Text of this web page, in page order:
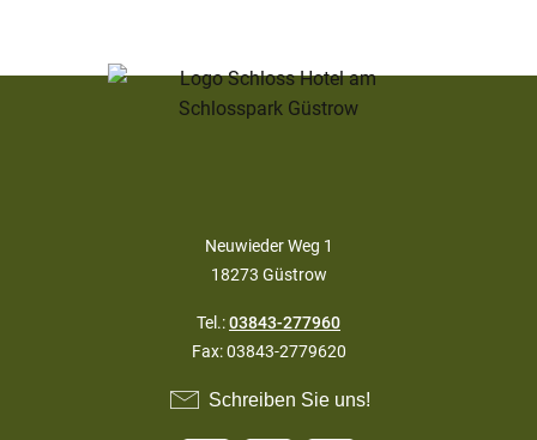
Neuwieder Weg 1
18273 Güstrow
Tel.:03843-277960
Fax: 03843-2779620
Schreiben Sie uns!